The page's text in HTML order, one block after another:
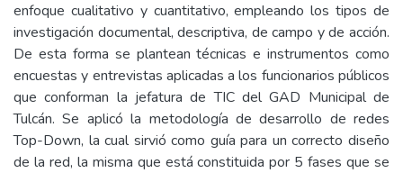
enfoque cualitativo y cuantitativo, empleando los tipos de
investigación documental, descriptiva, de campo y de acción.
De esta forma se plantean técnicas e instrumentos como
encuestas y entrevistas aplicadas a los funcionarios públicos
que conforman la jefatura de TIC del GAD Municipal de
Tulcán. Se aplicó la metodología de desarrollo de redes
Top-Down, la cual sirvió como guía para un correcto diseño
de la red, la misma que está constituida por 5 fases que se